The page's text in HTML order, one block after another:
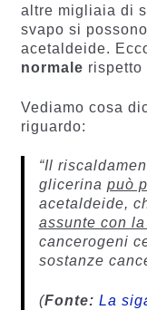
altre migliaia di
svapo si
acetaldeide.
normale rispetto
Vediamo cosa
riguardo:
“Il
glicerina può
acetaldeide,
assunte con
cancerogeni
sostanze
(Fonte: La